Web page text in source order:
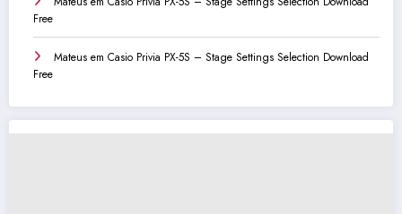
Free
Mateus em Casio Privia PX-5S – Stage Settings Selection Download
Free